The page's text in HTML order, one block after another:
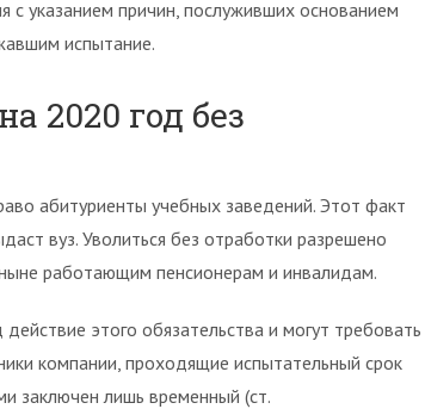
указанием причин, послуживших основанием
испытание.
2020 год без
абитуриенты учебных заведений. Этот факт
вуз. Уволиться без отработки разрешено
работающим пенсионерам и инвалидам.
этого обязательства и могут требовать
компании, проходящие испытательный срок
заключен лишь временный (ст.